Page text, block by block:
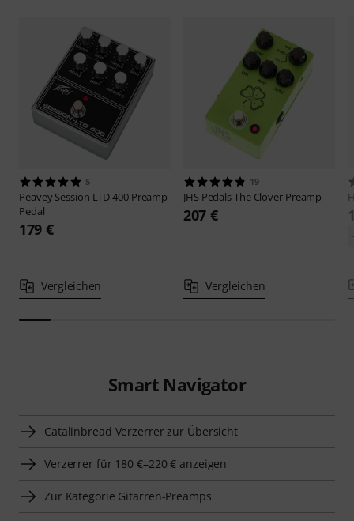
5
Peavey Session LTD 400 Preamp
Pedal
179 €
Vergleichen
19
JHS PedalsThe Clover Preamp
207 €
Vergleichen
Smart Navigator
Catalinbread Verzerrer zur Übersicht
Verzerrer für 180 €–220 € anzeigen
Zur Kategorie Gitarren-Preamps